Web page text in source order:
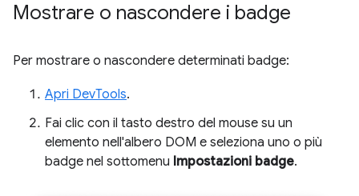
Mostrare o nascondere i badge
Per mostrare o nascondere determinati badge:
Apri DevTools.
Fai clic con il tasto destro del mouse su un
elemento nell'albero DOM e seleziona uno o più
badge nel sottomenu Impostazioni badge.